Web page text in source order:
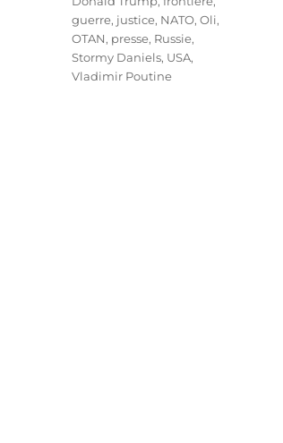
guerre, justice, NATO,Oli,
OTAN, presse, Russie,
Stormy Daniels, USA,
Vladimir Poutine